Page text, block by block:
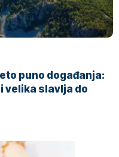
puno događanja:
velika slavlja do